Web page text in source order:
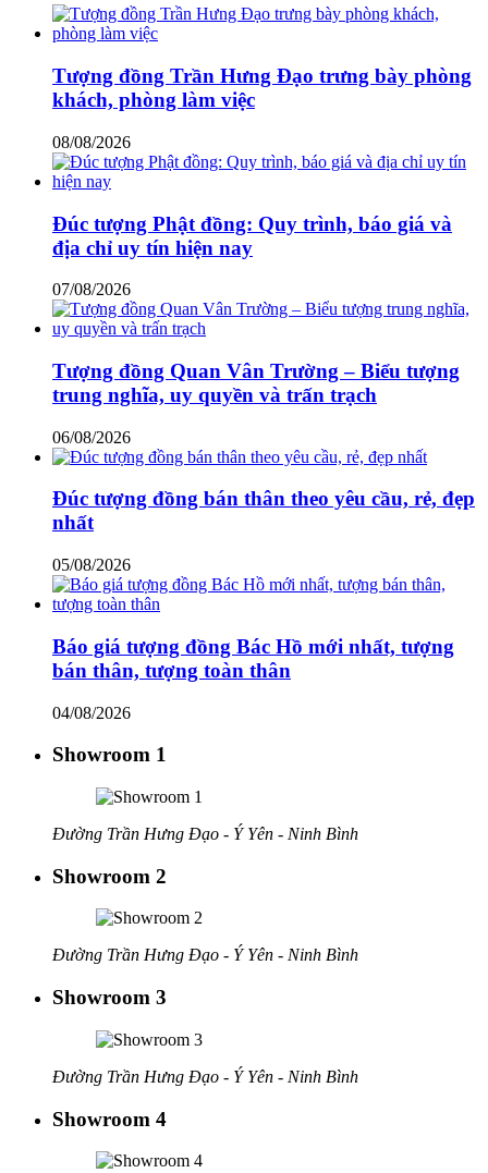
Tượng đồng Trần Hưng Đạo trưng bày phòng
khách, phòng làm việc
08/08/2026
Đúc tượng Phật đồng: Quy trình, báo giá và
địa chỉ uy tín hiện nay
07/08/2026
Tượng đồng Quan Vân Trường – Biểu tượng
trung nghĩa, uy quyền và trấn trạch
06/08/2026
Đúc tượng đồng bán thân theo yêu cầu, rẻ, đẹp
nhất
05/08/2026
Báo giá tượng đồng Bác Hồ mới nhất, tượng
bán thân, tượng toàn thân
04/08/2026
Showroom 1
Đường Trần Hưng Đạo - Ý Yên - Ninh Bình
Showroom 2
Đường Trần Hưng Đạo - Ý Yên - Ninh Bình
Showroom 3
Đường Trần Hưng Đạo - Ý Yên - Ninh Bình
Showroom 4